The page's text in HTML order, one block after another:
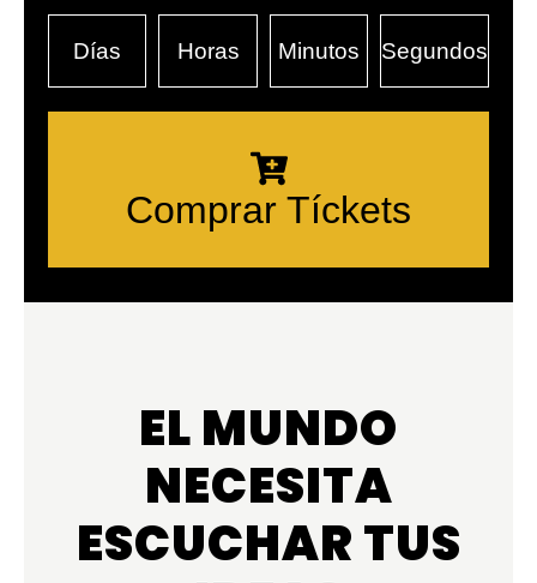
Días Horas Minutos Segundos
Comprar Tíckets
EL MUNDO
NECESITA
ESCUCHAR TUS